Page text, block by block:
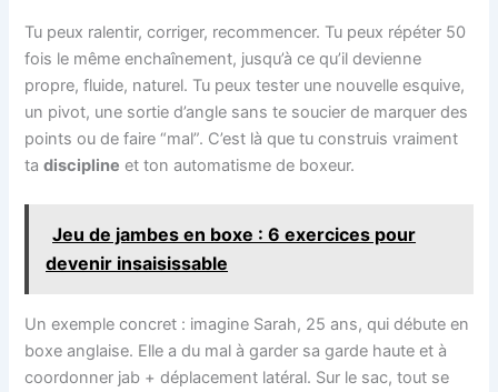
Tu peux ralentir, corriger, recommencer. Tu peux répéter 50
fois le même enchaînement, jusqu’à ce qu’il devienne
propre, fluide, naturel. Tu peux tester une nouvelle esquive,
un pivot, une sortie d’angle sans te soucier de marquer des
points ou de faire “mal”. C’est là que tu construis vraiment
tadiscipline et ton automatisme de boxeur.
Jeu de jambes en boxe : 6 exercices pour
devenir insaisissable
Un exemple concret : imagine Sarah, 25 ans, qui débute en
boxe anglaise. Elle a du mal à garder sa garde haute et à
coordonner jab + déplacement latéral. Sur le sac, tout se